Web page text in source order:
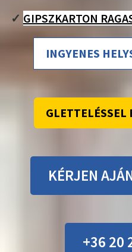
✓ GIPSZKARTON
INGYENES
GLETTELÉSSEL
KÉRJEN
+36 20